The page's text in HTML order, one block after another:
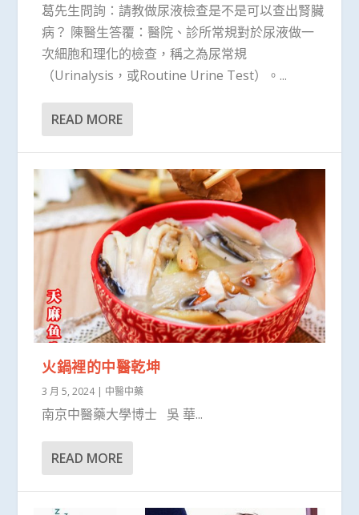
葛先生問詢：請教做尿液檢查是不是可以查出腎臟
病？ 陳醫生答覆：醫院、診所常規對於尿液做一
次細胞和理化的檢查，稱之為尿常規
（Urinalysis，或Routine Urine Test）。...
READ MORE
火鍋裡的中醫乾坤
3 月 5, 2024| 中醫中藥
南京中醫藥大學博士 吳 華...
READ MORE